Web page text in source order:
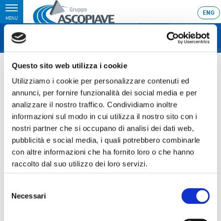
Questo sito web utilizza i cookie
Utilizziamo i cookie per personalizzare contenuti ed
annunci, per fornire funzionalità dei social media e per
analizzare il nostro traffico. Condividiamo inoltre
informazioni sul modo in cui utilizza il nostro sito con i
nostri partner che si occupano di analisi dei dati web,
pubblicità e social media, i quali potrebbero combinarle
con altre informazioni che ha fornito loro o che hanno
raccolto dal suo utilizzo dei loro servizi.
delNecessari
Toggle
navigation
MENU
ENG
Home Bilancio consolidato ed individuale al 31 dicembre 2010
Ultimo aggiornamento: 31/12/2010 23:59
31.12.2010
BILANCIO CONSOLIDATO ED
INDIVIDUALE AL 31 DICEMBRE
2010
Sezione download